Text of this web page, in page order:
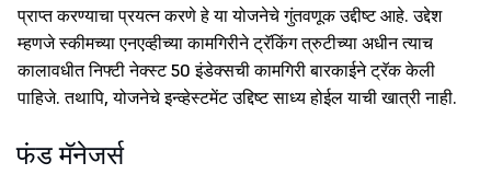
प्राप्त करण्याचा प्रयत्न करणे हे या योजनेचे गुंतवणूक उद्दीष्ट आहे. उद्देश
म्हणजे स्कीमच्या एनएव्हीच्या कामगिरीने ट्रॅकिंग त्रुटीच्या अधीन त्याच
कालावधीत निफ्टी नेक्स्ट 50 इंडेक्सची कामगिरी बारकाईने ट्रॅक केली
पाहिजे. तथापि, योजनेचे इन्व्हेस्टमेंट उद्दिष्ट साध्य होईल याची खात्री नाही.
फंड मॅनेजर्स